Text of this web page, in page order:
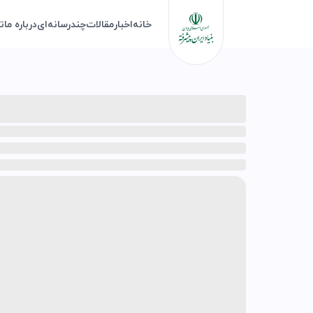
خانهاخبارمقالاتچندرسانه‌ایدرباره ما